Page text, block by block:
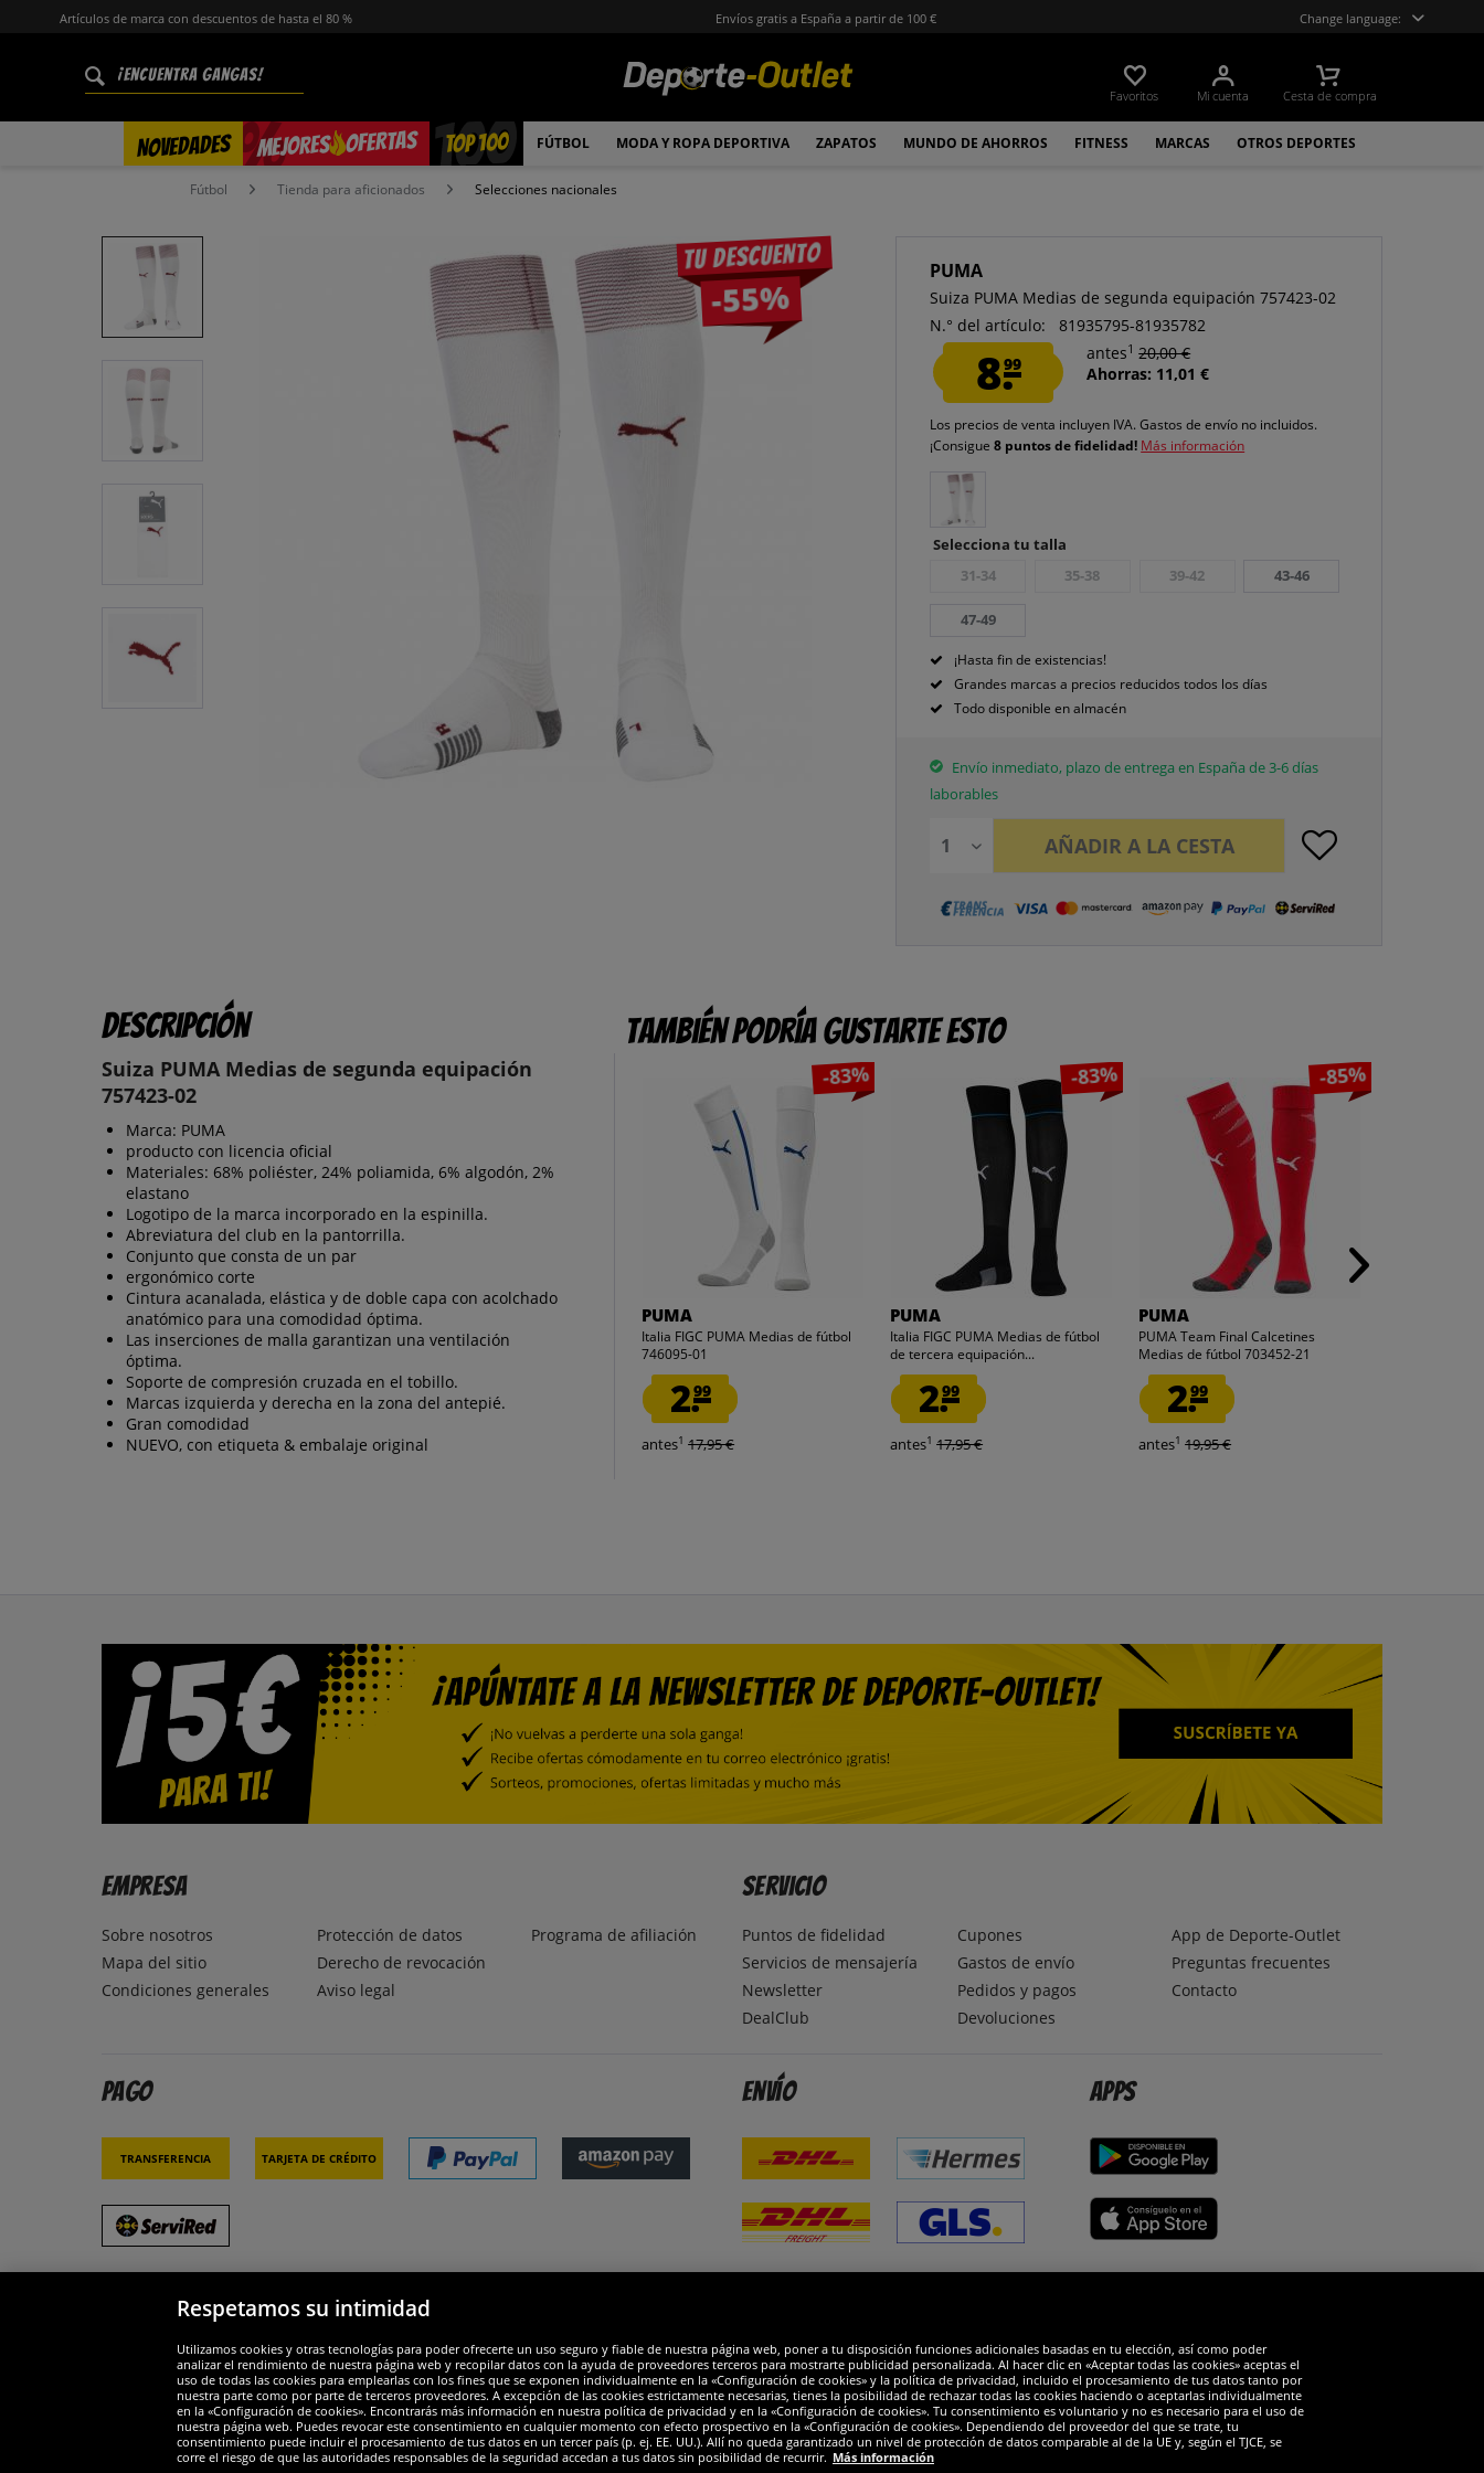
Artículos de marca con descuentos de hasta el 80 % Envíos gratis a España a partir de 100 € Change language:
Favoritos Mi cuenta Cesta de compra
NOVEDADES MEJORES OFERTAS
% TOP 100 FÚTBOL MODA Y ROPA DEPORTIVA ZAPATOS MUNDO DE AHORROS FITNESS MARCAS OTROS DEPORTES
Fútbol Tienda para aficionados Selecciones nacionales
Tu descuento
-55%
PUMA
Suiza PUMA Medias de segunda equipación 757423-02
N.° del artículo:
81935795-81935782
8.99
antes1 20,00 €
Ahorras: 11,01 €
Los precios de venta incluyen IVA.Gastos de envío no incluidos.
¡Consigue8 puntos de fidelidad! Más información
Selecciona tu talla
31-34
35-38 39-42 43-46
47-49
¡Hasta fin de existencias!
Grandes marcas a precios reducidos todos los días
Todo disponible en almacén
Envío inmediato, plazo de entrega en España de 3-6 días
laborables
AÑADIR A LA CESTA
Descripción
Suiza PUMA Medias de segunda equipación
757423-02
Marca: PUMA
producto con licencia oficial
Materiales: 68% poliéster, 24% poliamida, 6% algodón, 2%
elastano
Logotipo de la marca incorporado en la espinilla.
Abreviatura del club en la pantorrilla.
Conjunto que consta de un par
ergonómico corte
Cintura acanalada, elástica y de doble capa con acolchado
anatómico para una comodidad óptima.
Las inserciones de malla garantizan una ventilación
óptima.
Soporte de compresión cruzada en el tobillo.
Marcas izquierda y derecha en la zona del antepié.
Gran comodidad
NUEVO, con etiqueta & embalaje original
También podría gustarte esto
-83%
PUMA
Italia FIGC PUMA Medias de fútbol
746095-01
2.99
antes1 17,95 €
-83%
PUMA
Italia FIGC PUMA Medias de fútbol
de tercera equipación...
2.99
antes1 17,95 €
-85%
PUMA
PUMA Team Final Calcetines
Medias de fútbol 703452-21
2.99
antes1 19,95 €
Empresa
Sobre nosotros
Mapa del sitio
Condiciones generales
Protección de datos
Derecho de revocación
Aviso legal
Programa de afiliación
Servicio
Puntos de fidelidad
Servicios de mensajería
Newsletter
DealClub
Cupones
Gastos de envío
Pedidos y pagos
Devoluciones
App de Deporte-Outlet
Preguntas frecuentes
Contacto
Pago
Transferencia Tarjeta de crédito
Envío Apps
Widerruf
Respetamos su intimidad
Utilizamos cookies y otras tecnologías para poder ofrecerte un uso seguro y fiable de nuestra página web, poner a tu disposición funciones adicionales basadas en tu elección, así como poder
analizar el rendimiento de nuestra página web y recopilar datos con la ayuda de proveedores terceros para mostrarte publicidad personalizada. Al hacer clic en «Aceptar todas las cookies» aceptas el
uso de todas las cookies para emplearlas con los fines que se exponen individualmente en la «Configuración de cookies» y la política de privacidad, incluido el procesamiento de tus datos tanto por
nuestra parte como por parte de terceros proveedores. A excepción de las cookies estrictamente necesarias, tienes la posibilidad de rechazar todas las cookies haciendo o aceptarlas individualmente
en la «Configuración de cookies». Encontrarás más información en nuestra política de privacidad y en la «Configuración de cookies». Tu consentimiento es voluntario y no es necesario para el uso de
nuestra página web. Puedes revocar este consentimiento en cualquier momento con efecto prospectivo en la «Configuración de cookies». Dependiendo del proveedor del que se trate, tu
consentimiento puede incluir el procesamiento de tus datos en un tercer país (p. ej. EE. UU.). Allí no queda garantizado un nivel de protección de datos comparable al de la UE y, según el TJCE, se
corre el riesgo de que las autoridades responsables de la seguridad accedan a tus datos sin posibilidad de recurrir. Más información